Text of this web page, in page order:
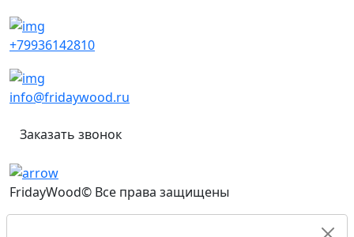
+79936142810
info@fridaywood.ru
Заказать звонок
FridayWood© Все права защищены